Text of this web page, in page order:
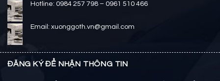
Hotline: 0984 257 798 – 0961 510 466
Email: xuonggoth.vn@gmail.com
ĐĂNG KÝ ĐỂ NHẬN THÔNG TIN